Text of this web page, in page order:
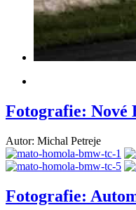
Fotografie: Nové
Autor: Michal Petreje
Fotografie: